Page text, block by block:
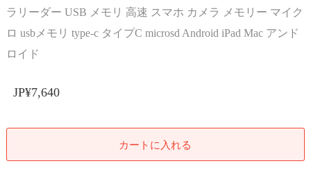
ラリーダー USB メモリ 高速 スマホ カメラ メモリー マイク
ロ usbメモリ type-c タイプC microsd Android iPad Mac アンド
ロイド
JP¥7,640
カートに入れる